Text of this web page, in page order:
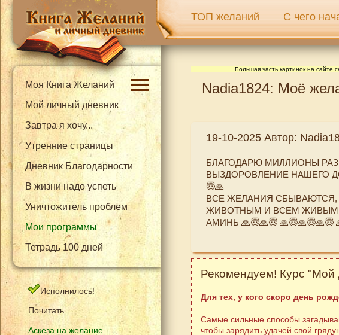
ТОП желаний С чего
Моя Книга Желаний
Мой личный дневник
Завтра я хочу...
Утренние страницы
Дневник Благодарности
В жизни надо успеть
Уничтожитель проблем
Мои программы
Тетрадь 100 дней
Исполнилось!
Почитать
Аскеза на желание
Большая часть картинок на сайте
Nadia1824: Моё
19-10-2025 Автор:
БЛАГОДАРЮ МИЛЛИОНЫ
ВЫЗДОРОВЛЕНИЕ НАШЕГО
😇🙏
ВСЕ ЖЕЛАНИЯ
ЖИВОТНЫМ И ВСЕМ ЖИВЫМ
АМИНЬ 🙏😇🙏😇 🙏😇🙏😇🙏😇
Рекомендуем! Курс "Мой
Для тех, у кого скоро день
Самые сильные способы
чтобы зарядить удачей свой